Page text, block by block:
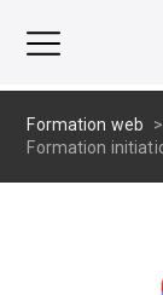
Formation web >
Formation